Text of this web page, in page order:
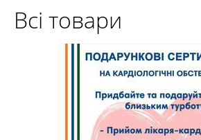
Всі товари